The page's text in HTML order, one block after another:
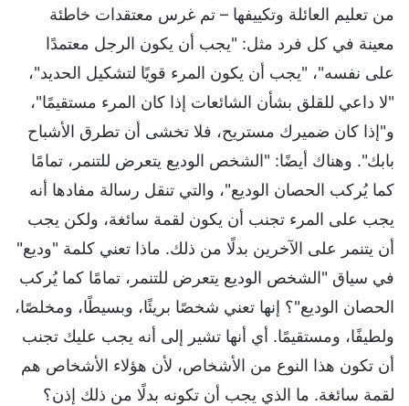
من تعليم العائلة وتكييفها – تم غرس معتقدات خاطئة
معينة في كل فرد مثل: "يجب أن يكون الرجل معتمدًا
على نفسه"، "يجب أن يكون المرء قويًا لتشكيل الحديد"،
"لا داعي للقلق بشأن الشائعات إذا كان المرء مستقيمًا"،
و"إذا كان ضميرك مستريح، فلا تخشى أن تطرق الأشباح
بابك". وهناك أيضًا: "الشخص الوديع يتعرض للتنمر، تمامًا
كما يُركب الحصان الوديع"، والتي تنقل رسالة مفادها أنه
يجب على المرء تجنب أن يكون لقمة سائغة، ولكن يجب
أن يتنمر على الآخرين بدلًا من ذلك. ماذا تعني كلمة "وديع"
في سياق "الشخص الوديع يتعرض للتنمر، تمامًا كما يُركب
الحصان الوديع"؟ إنها تعني شخصًا بريئًا، وبسيطًا، ومخلصًا،
ولطيفًا، ومستقيمًا. أي أنها تشير إلى أنه يجب عليك تجنب
أن تكون هذا النوع من الأشخاص، لأن هؤلاء الأشخاص هم
لقمة سائغة. ما الذي يجب أن تكونه بدلًا من ذلك إذن؟